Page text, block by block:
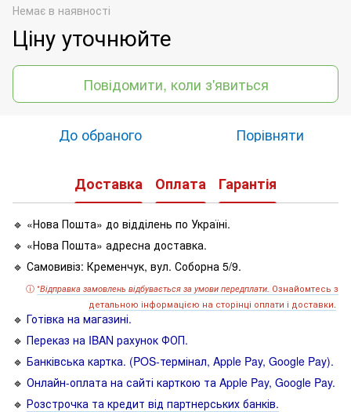
Немає в наявності
Ціну уточнюйте
Повідомити, коли з'явиться
До обраного Порівняти
Доставка Оплата Гарантія
🔹 «Нова Пошта» до відділень по Україні.
🔹 «Нова Пошта» адресна доставка.
🔹 Самовивіз: Кременчук, вул. Соборна 5/9.
ⓘ*Відправка замовлень відбувається за умови передплати. Ознайомтесь з
детальною інформацією на сторінці оплати і доставки.
🔹 Готівка на магазині.
🔹 Переказ на IBAN рахунок ФОП.
🔹 Банківська картка. (POS-термінал, Apple Pay, Google Pay).
🔹 Онлайн-оплата на сайті карткою та Apple Pay, Google Pay.
🔹 Розстрочка та кредит від партнерських банків.